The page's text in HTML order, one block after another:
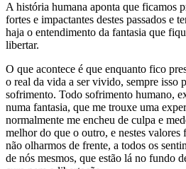
A história humana aponta que ficamos
fortes e impactantes destes passados e
haja o entendimento da fantasia que
libertar.
O que acontece é que enquanto fico
o real da vida a ser vivido, sempre isso
sofrimento. Todo sofrimento humano,
numa fantasia, que me trouxe uma
normalmente me encheu de culpa e
melhor do que o outro, e nestes valores
não olharmos de frente, a todos os
de nós mesmos, que estão lá no fundo